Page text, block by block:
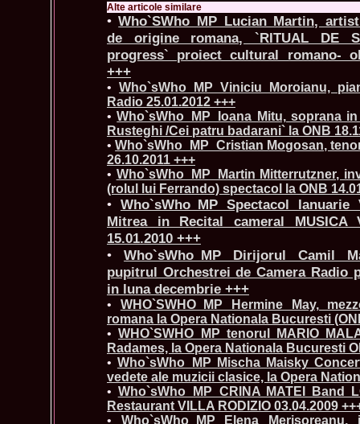
Alte articole similare
•Who`SWho_MP_Lucian Martin,
de origine romana, `RITUAL DE
progress` proiect cultural romano-
+++
• Who`sWho_MP_Viniciu Moroianu,
Radio 25.01.2012 +++
•Who`sWho_MP_Ioana Mitu, soprana
Rusteghi /Cei patru badarani` la ONB
•Who`sWho_MP_Cristian Mogosan,
26.10.2011 +++
• Who`sWho_MP_Martin Mitterrutzner,
(rolul lui Ferrando) spectacol la ONB
• Who`sWho_MP Spectacol
Mitrea in Recital cameral MUSICA
15.01.2010 +++
• Who`sWho_MP Dirijorul Camil
pupitrul Orchestrei de Camera Radio
in luna decembrie +++
• WHO`SWHO_MP Hermine May,
romana la Opera Nationala Bucuresti
• WHO`SWHO_MP tenorul MARIO
Radames, la Opera Nationala Bucuresti
• Who`sWho_MP Mischa Maisky
vedete ale muzicii clasice, la Opera
• Who`sWho_MP_CRINA MATEI Band
Restaurant VILLA RODIZIO 03.04.2009
• Who`sWho_MP Elena